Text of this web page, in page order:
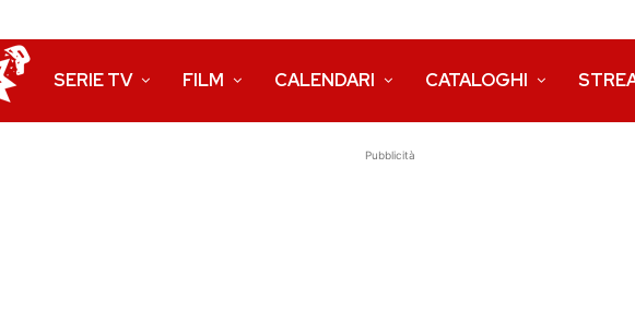
SERIE TV FILM CALENDARI CATALOGHI
Pubblicità